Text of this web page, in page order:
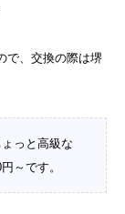
で、交換の際は堺
っと高級な
～です。